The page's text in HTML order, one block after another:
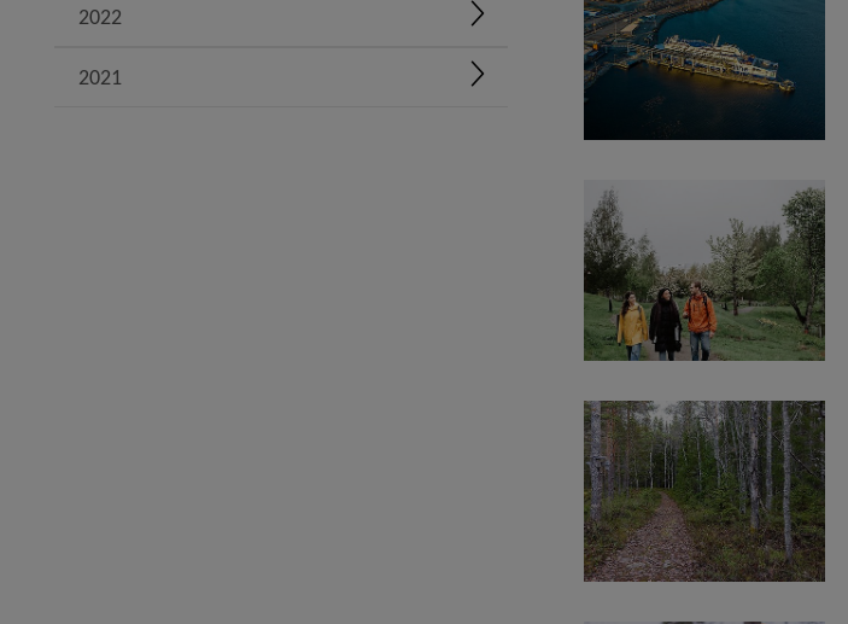
2022 Expandera
2021 Expandera